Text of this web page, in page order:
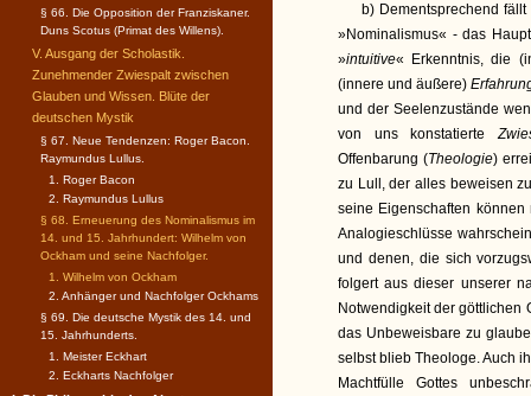
b) Dementsprechend
»Nominalismus« - das
»intuitive« Erkenntnis, die
(innere und äußere)
und der Seelenzustände
von uns konstatierte
Offenbarung (Theologie)
zu Lull, der alles beweisen
seine Eigenschaften
Analogieschlüsse
und denen, die sich
folgert aus dieser unserer
Notwendigkeit der göttlichen
das Unbeweisbare zu
selbst blieb Theologe. Auch
Machtfülle Gottes
§ 66. Die Opposition der Franziskaner.
Duns Scotus (Primat des Willens).
V. Ausgang der Scholastik.
Zunehmender Zwiespalt zwischen
Glauben und Wissen. Blüte der
deutschen Mystik
§ 67. Neue Tendenzen: Roger Bacon.
Raymundus Lullus.
1. Roger Bacon
2. Raymundus Lullus
§ 68. Erneuerung des Nominalismus im
14. und 15. Jahrhundert: Wilhelm von
Ockham und seine Nachfolger.
1. Wilhelm von Ockham
2. Anhänger und Nachfolger Ockhams
§ 69. Die deutsche Mystik des 14. und
15. Jahrhunderts.
1. Meister Eckhart
2. Eckharts Nachfolger